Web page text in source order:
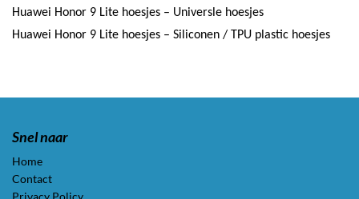
Huawei Honor 9 Lite hoesjes – Universle hoesjes
Huawei Honor 9 Lite hoesjes – Siliconen / TPU plastic hoesjes
Snel naar
Home
Contact
Privacy Policy